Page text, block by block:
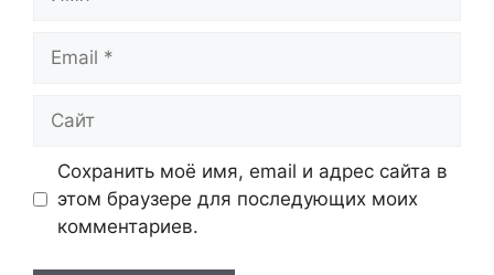
Email
Сайт
Сохранить моё имя, email и адрес сайта в
этом браузере для последующих моих
комментариев.